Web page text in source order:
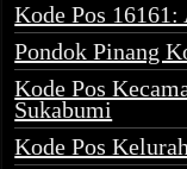
Kode Pos
Pondok Pinang
Kode Pos
Sukabumi
Kode Pos